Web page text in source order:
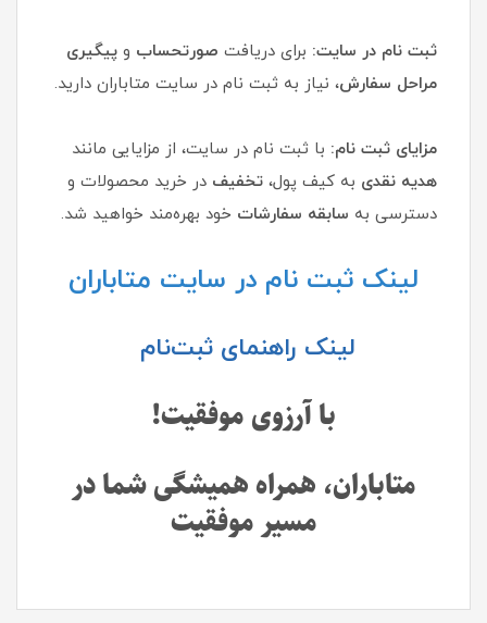
ثبت نام در سایت: برای دریافت صورتحساب و پیگیری
مراحل سفارش، نیاز به ثبت نام در سایت متاباران دارید.
مزایای ثبت نام: با ثبت نام در سایت، از مزایایی مانند
هدیه نقدی به کیف پول، تخفیف در خرید محصولات و
دسترسی به سابقه سفارشات خود بهره‌مند خواهید شد.
لینک ثبت نام در سایت متاباران
لینک راهنمای ثبت‌نام
با آرزوی موفقیت!
متاباران، همراه همیشگی شما در
مسیر موفقیت